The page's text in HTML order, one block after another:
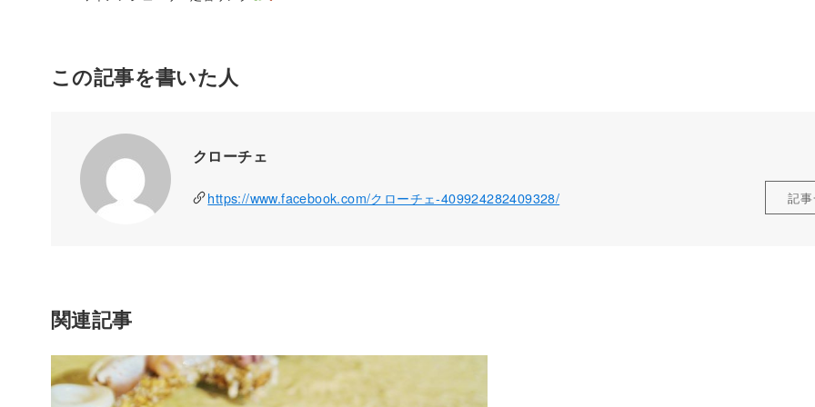
この記事を書いた人
クローチェ
https://www.facebook.com/クローチェ-409924282409328/ 記
関連記事